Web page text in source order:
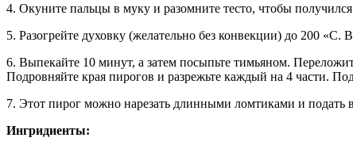
4. Окуните пальцы в муку и разомните тесто, чтобы
5. Разогрейте духовку (желательно без конвекции) до 200
6. Выпекайте 10 минут, а затем посыпьте тимьяном.
Подровняйте края пирогов и разрежьте каждый на 4 части.
7. Этот пирог можно нарезать длинными ломтиками и подать
Ингридиенты: